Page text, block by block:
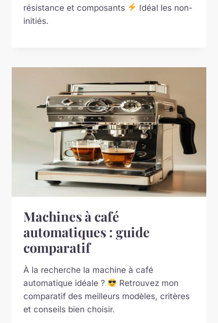
résistance et composants
Idéal les non-
initiés.
Machines à café
automatiques : guide
comparatif
À la recherche la machine à café
automatique idéale ?
Retrouvez mon
comparatif des meilleurs modèles, critères
et conseils bien choisir.